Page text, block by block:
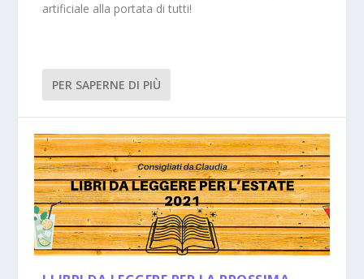
artificiale alla portata di tutti!
PER SAPERNE DI PIÙ